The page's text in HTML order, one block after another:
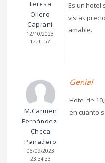
Teresa
Ollero
Caprani
12/10/2023
17:43:57
Es un hotel
vistas
amable.
M.Carmen
Fernández-
Checa
Panadero
06/09/2023
23:34:33
Genial
Hotel de
en cuanto